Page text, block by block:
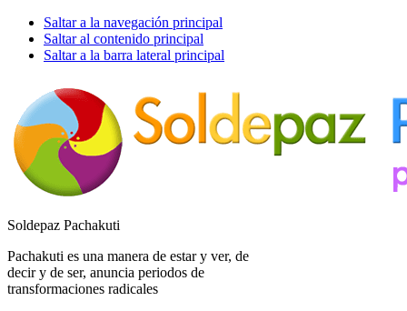
Saltar a la navegación principal
Saltar al contenido principal
Saltar a la barra lateral principal
Soldepaz Pachakuti
Pachakuti es una manera de estar y ver, de
decir y de ser, anuncia periodos de
transformaciones radicales